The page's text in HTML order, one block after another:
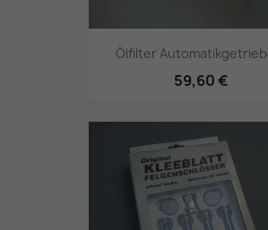
Ölfilter
59,60 €